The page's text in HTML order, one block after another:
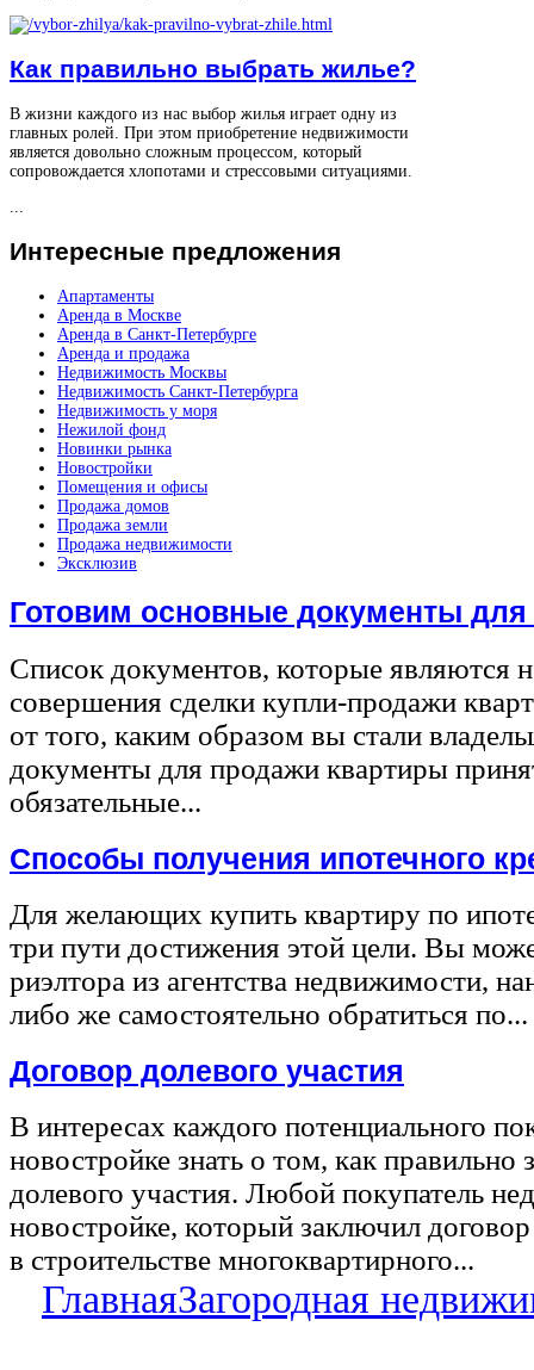
Как правильно выбрать жилье?
В жизни каждого из нас выбор жилья играет одну из
главных ролей. При этом приобретение недвижимости
является довольно сложным процессом, который
сопровождается хлопотами и стрессовыми ситуациями.
Интересные предложения
Апартаменты
Аренда в Москве
Аренда в Санкт-Петербурге
Аренда и продажа
Недвижимость Москвы
Недвижимость Санкт-Петербурга
Недвижимость у моря
Нежилой фонд
Новинки рынка
Новостройки
Помещения и офисы
Продажа домов
Продажа земли
Продажа недвижимости
Эксклюзив
Готовим основные документы
Список документов, которые являются
совершения сделки купли-продажи
от того, каким образом вы стали
документы для продажи квартиры
обязательные...
Способы получения ипотечного
Для желающих купить квартиру по
три пути достижения этой цели. Вы
риэлтора из агентства недвижимости,
либо же самостоятельно обратиться по...
Договор долевого участия
В интересах каждого потенциального
новостройке знать о том, как правильно
долевого участия. Любой покупатель
новостройке, который заключил
в строительстве многоквартирного...
ГлавнаяЗагородная